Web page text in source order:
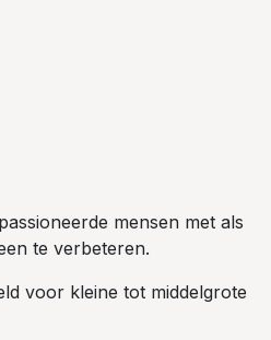
mensen met als
te verbeteren.
voor kleine tot middelgrote